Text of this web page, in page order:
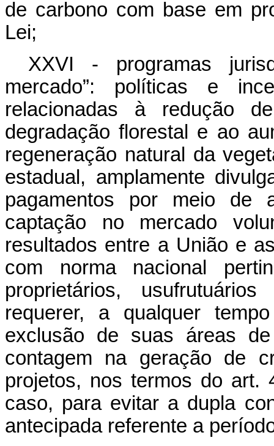
de carbono com base em
Lei;
XXVI - programas
mercado”: políticas e
relacionadas à redução
degradação florestal e ao
regeneração natural da
estadual, amplamente
pagamentos por meio de
captação no mercado
resultados entre a União e
com norma nacional
proprietários,
requerer, a qualquer
exclusão de suas áreas
contagem na geração de
projetos, nos termos do art.
caso, para evitar a dupla
antecipada referente a